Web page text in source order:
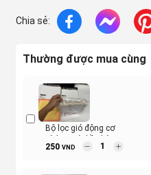
Chia sẻ:
Thường được mua cùng
Bộ lọc gió động cơ
xe ...
250 VND